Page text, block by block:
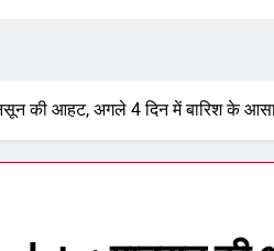
की आहट, अगले 4 दिन में बारिश के